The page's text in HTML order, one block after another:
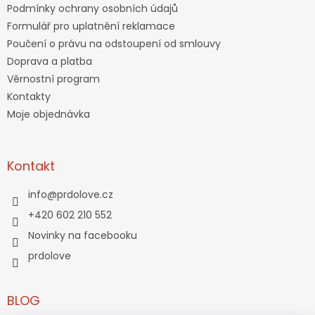
Podmínky ochrany osobních údajů
Formulář pro uplatnění reklamace
Poučení o právu na odstoupení od smlouvy
Doprava a platba
Věrnostní program
Kontakty
Moje objednávka
Kontakt
info@prdolove.cz
+420 602 210 552
Novinky na facebooku
prdolove
BLOG